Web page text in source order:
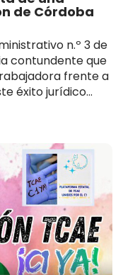
de Córdoba
n.º 3 de
contundente que
frente a
éxito jurídico...